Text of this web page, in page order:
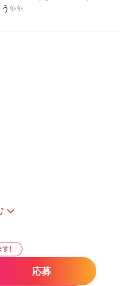
✨✨
応募